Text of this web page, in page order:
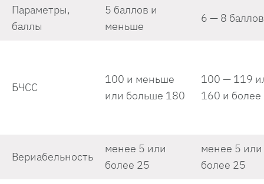
Параметры,
баллы
5 баллов и
меньше
6 — 8 баллов
БЧСС
100 и меньше
или больше 180
100 — 119
160 и более
Вериабельность
менее 5 или
более 25
менее 5 или
более 25